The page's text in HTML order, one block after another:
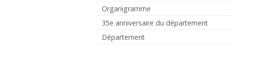
Organigramme
35e anniversaire du département
Département